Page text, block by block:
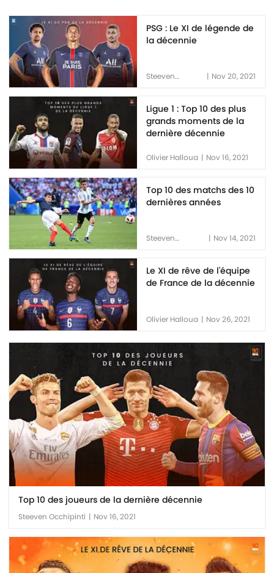
PSG : Le XI de légende de
la décennie
Steeven
| Nov 20, 2021
Ligue 1 : Top 10 des plus
grands moments de la
dernière décennie
Olivier Halloua | Nov 16, 2021
Top 10 des matchs des 10
dernières années
Steeven
| Nov 14, 2021
Le XI de rêve de l'équipe
de France de la décennie
Olivier Halloua | Nov 26, 2021
Top 10 des joueurs de la dernière décennie
Steeven Occhipinti | Nov 16, 2021